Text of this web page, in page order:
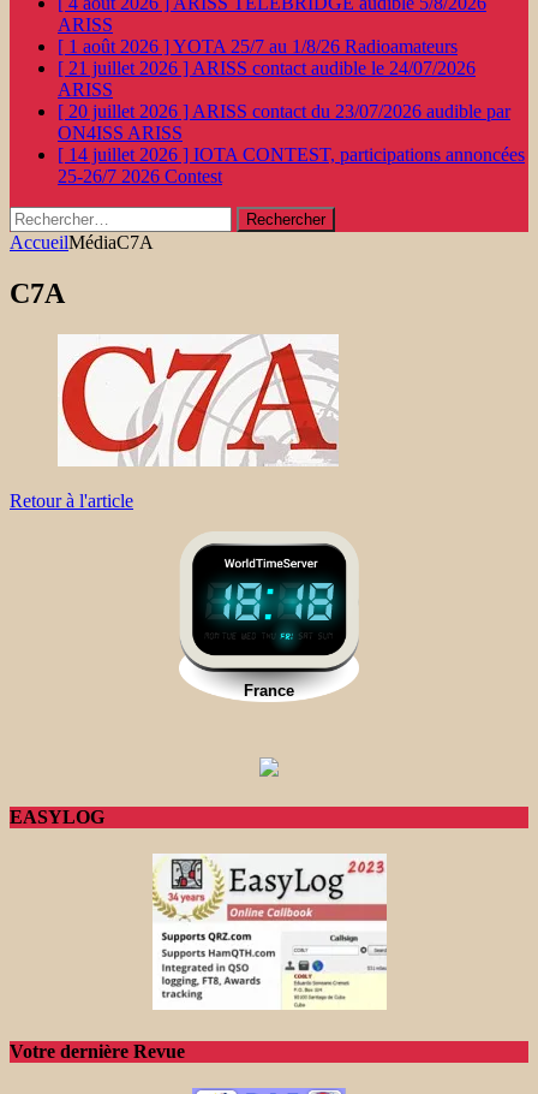
ARISS
[ 1 août 2026 ]YOTA 25/7 au 1/8/26 Radioamateurs
[ 21 juillet 2026 ] ARISS contact audible le 24/07/2026
ARISS
[ 20 juillet 2026 ] ARISS contact du 23/07/2026 audible par
ON4ISS ARISS
[ 14 juillet 2026 ] IOTA CONTEST, participations annoncées
25-26/7 2026 Contest
Rechercher :
AccueilMédiaC7A
C7A
Retour à l'article
EASYLOG
Votre dernière Revue